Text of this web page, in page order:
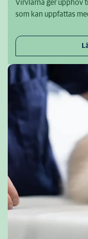
Virvlarna ger upphov
som kan uppfattas